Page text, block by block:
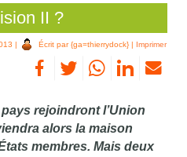
II ?
| Écrit par {ga=thierrydock} | Imprimer
rejoindront l’Union
alors la maison
membres. Mais deux